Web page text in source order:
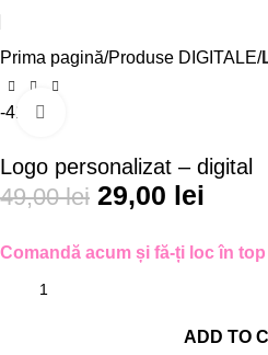
Prima pagină Produse DIGITALE
-41%
Logo personalizat – digital
49,00lei 29,00 lei
Comandă acum și fă-ți loc în top
ADD TO